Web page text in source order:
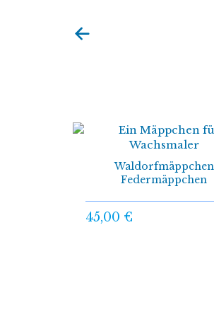
Waldorfmäppchen
Federmäppchen
45,00 €